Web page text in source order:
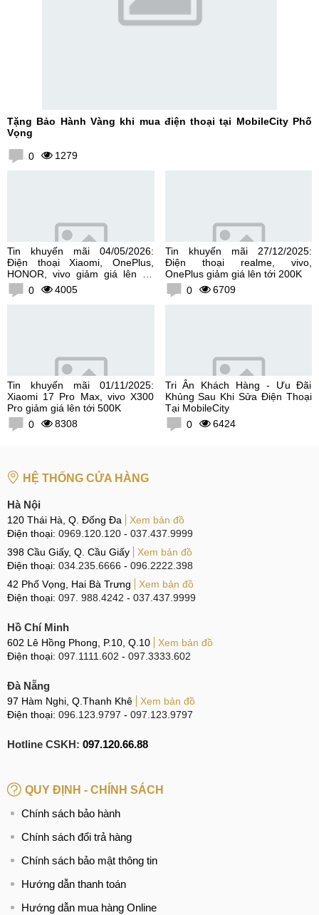
Tặng Bảo Hành Vàng khi mua điện thoại tại MobileCity Phố
Vọng
0 1279
Tin khuyến mãi 04/05/2026:
Điện thoại Xiaomi, OnePlus,
HONOR, vivo giảm giá lên tới
300K0 4005
Tin khuyến mãi 27/12/2025:
Điện thoại realme, vivo,
OnePlus giảm giá lên tới 200K
0
6709
Tin khuyến mãi 01/11/2025:
Xiaomi 17 Pro Max, vivo X300
Pro giảm giá lên tới 500K
0
8308
Tri Ân Khách Hàng - Ưu Đãi
Khủng Sau Khi Sửa Điện Thoại
Tại MobileCity
0
6424
HỆ THỐNG CỬA HÀNG
Hà Nội
120 Thái Hà, Q. Đống Đa
Xem bản đồ
Điện thoại: 0969.120.120 - 037.437.9999
398 Cầu Giấy, Q. Cầu Giấy
Xem bản đồ
Điện thoại: 034.235.6666 - 096.2222.398
42 Phố Vọng, Hai Bà Trưng
Xem bản đồ
Điện thoại: 097. 988.4242 - 037.437.9999
Hồ Chí Minh
602 Lê Hồng Phong, P.10, Q.10
Xem bản đồ
Điện thoại: 097.1111.602 - 097.3333.602
Đà Nẵng
97 Hàm Nghi, Q.Thanh Khê
Xem bản đồ
Điện thoại: 096.123.9797 - 097.123.9797
Hotline CSKH: 097.120.66.88
QUY ĐỊNH - CHÍNH SÁCH
Chính sách bảo hành
Chính sách đổi trả hàng
Chính sách bảo mật thông tin
Hướng dẫn thanh toán
Hướng dẫn mua hàng Online